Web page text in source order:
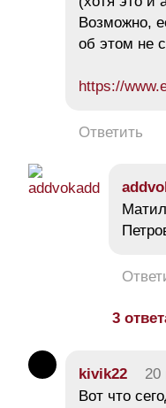
Возможно,
об этом не
https://
Ответить
3
kivik22 20
Вот что